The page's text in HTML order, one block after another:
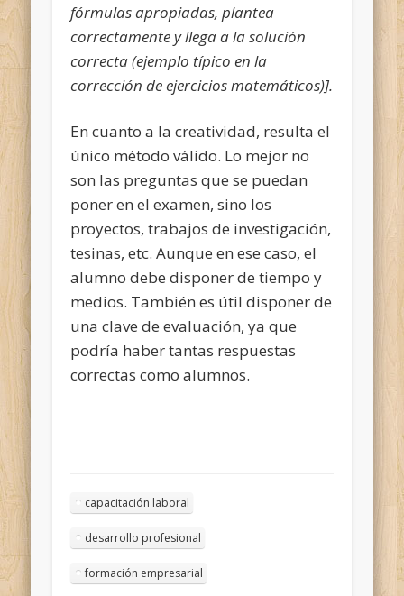
fórmulas apropiadas, plantea
correctamente y llega a la solución
correcta (ejemplo típico en la
corrección de ejercicios matemáticos)].
En cuanto a la creatividad, resulta el
único método válido. Lo mejor no
son las preguntas que se puedan
poner en el examen, sino los
proyectos, trabajos de investigación,
tesinas, etc. Aunque en ese caso, el
alumno debe disponer de tiempo y
medios. También es útil disponer de
una clave de evaluación, ya que
podría haber tantas respuestas
correctas como alumnos.
capacitación laboral
desarrollo profesional
formación empresarial